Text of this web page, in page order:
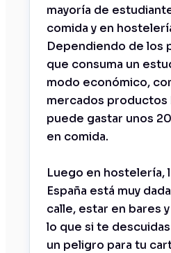
mayoría de
comida y en
Dependiendo de los
que consuma un
modo económico,
mercados productos
puede gastar unos
en comida.
Luego en hostelería,
España está muy
calle, estar en bares
lo que si te
un peligro para tu